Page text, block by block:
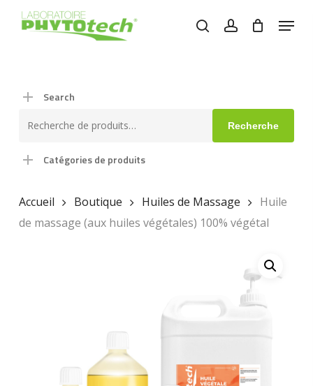
searchaccount
Menu
Search
pour :
Recherche
Catégories de produits
Accueil Boutique Huiles de Massage
Huile
de massage (aux huiles végétales) 100% végétal